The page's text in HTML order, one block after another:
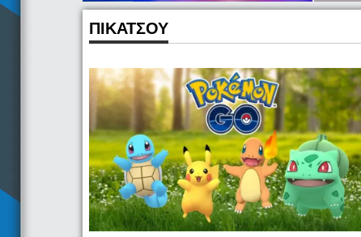
ΠΙΚΑΤΣΟΥ